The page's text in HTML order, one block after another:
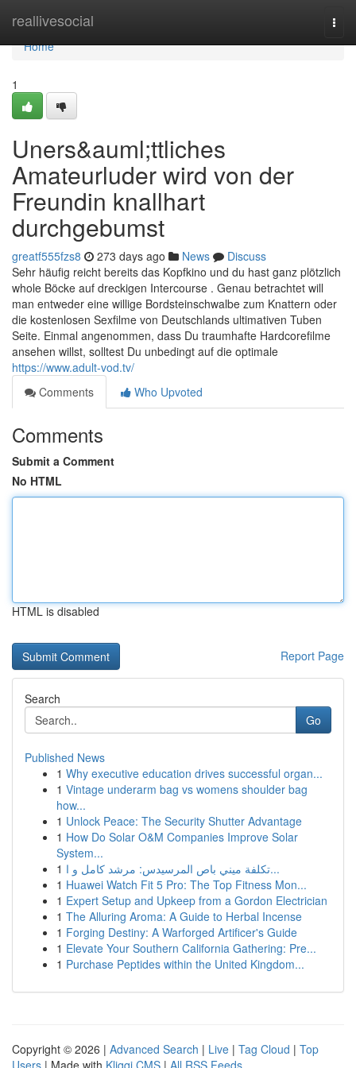
reallivesocial
Home
Home
1
Uners&auml;ttliches
Amateurluder wird von der
Freundin knallhart
durchgebumst
greatf555fzs8 273 days ago News
Discuss
Sehr häufig reicht bereits das Kopfkino und du hast ganz plötzlich
whole Böcke auf dreckigen Intercourse . Genau betrachtet will
man entweder eine willige Bordsteinschwalbe zum Knattern oder
die kostenlosen Sexfilme von Deutschlands ultimativen Tuben
Seite. Einmal angenommen, dass Du traumhafte Hardcorefilme
ansehen willst, solltest Du unbedingt auf die optimale
https://www.adult-vod.tv/
Comments
Who Upvoted
Comments
Submit a Comment
No HTML
HTML is disabled
Report Page
Search
Go
Published News
1 Why executive education drives successful organ...
1 Vintage underarm bag vs womens shoulder bag
how...
1 Unlock Peace: The Security Shutter Advantage
1 How Do Solar O&M Companies Improve Solar
System...
1
تكلفة ميني باص المرسيدس: مرشد كامل و ا...
1 Huawei Watch Fit 5 Pro: The Top Fitness Mon...
1 Expert Setup and Upkeep from a Gordon Electrician
1 The Alluring Aroma: A Guide to Herbal Incense
1 Forging Destiny: A Warforged Artificer's Guide
1 Elevate Your Southern California Gathering: Pre...
1 Purchase Peptides within the United Kingdom...
Copyright © 2026 | Advanced Search | Live | Tag Cloud | Top
Users | Made with Kliqqi CMS | All RSS Feeds